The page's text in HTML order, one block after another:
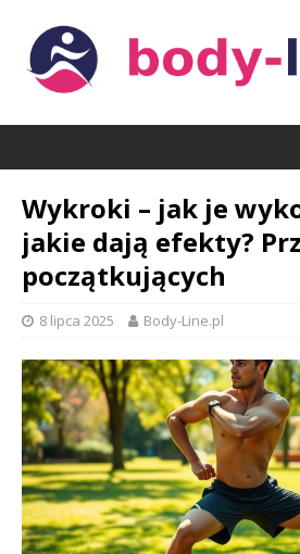
Wykroki – jak je
jakie dają efekty?
początkujących
8 lipca 2025 Body-Line.pl